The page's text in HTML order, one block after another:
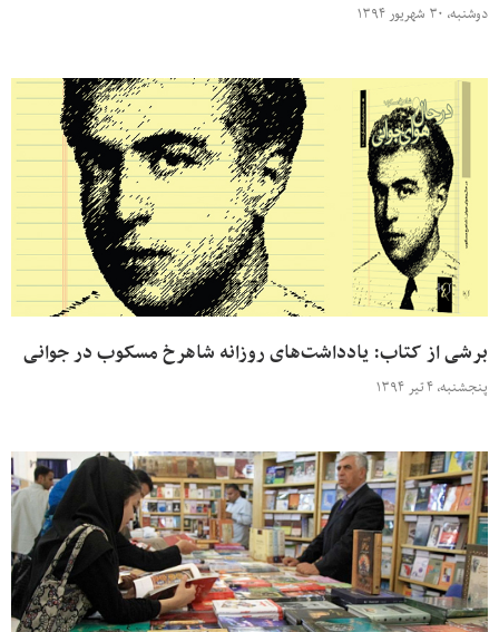
دوشنبه، ۳۰ شهریور ۱۳۹۴
برشی از کتاب: یادداشت‌های روزانه شاهرخ مسکوب در جوانی
پنجشنبه، ۴ تیر ۱۳۹۴